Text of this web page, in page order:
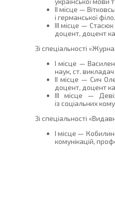
ІІ місце —
і германської
ІІІ місце —
доцент, доцент
Зі спеціальності
І місце —
наук, ст.
ІІ місце — Сич
доцент, доцент
ІІІ місце —
із соціальних
Зі спеціальності
І місце —
комунікацій,